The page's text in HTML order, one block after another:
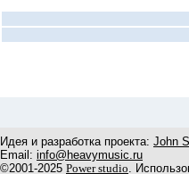
Идея и разработка проекта: John
Email: info@heavymusic.ru
©2001-2025 Power studio.